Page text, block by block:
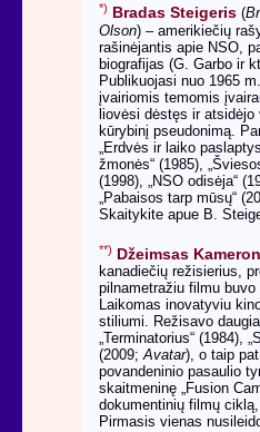
*) Bradas Steigeris (
Olson) – amerikiečių
rašinėjantis apie NSO,
biografijas (G. Garbo ir
Publikuojasi nuo 1965
įvairiomis temomis
liovėsi dėstęs ir atsidėjo
kūrybinį pseudonimą.
„Erdvės ir laiko
žmonės“ (1985),
(1998), „NSO odisėja“
„Pabaisos tarp mūsų“
Skaitykite apue B.
**) Džeimsas
kanadiečių režisierius,
pilnametražiu filmu buvo
Laikomas inovatyviu
stiliumi. Režisavo
„Terminatorius“ (1984),
(2009;Avatar), o taip
povandeninio pasaulio
skaitmeninę „Fusion
dokumentinių filmų
Pirmasis vienas